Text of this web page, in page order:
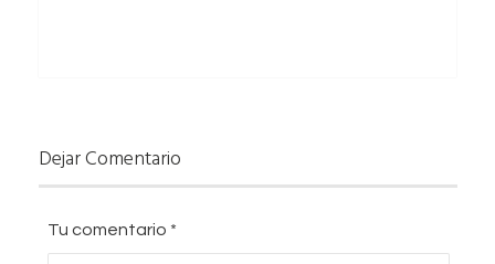
Dejar Comentario
Tu comentario *